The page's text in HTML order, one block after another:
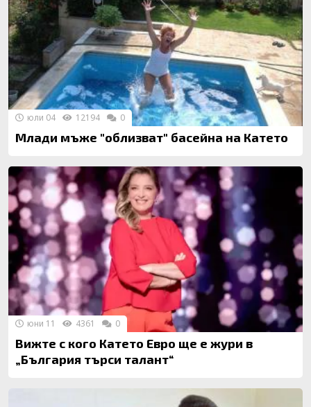
Млади мъже "облизват" басейна на Катето
юли 04 12194 0
Вижте с кого Катето Евро ще е жури в
„България търси талант“
юни 11 4361 0